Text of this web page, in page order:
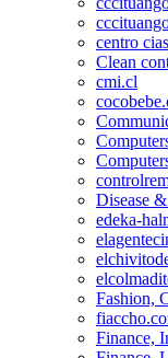
centro cias
Clean
cmi.cl
Disease
edeka-
Fashion,
Finance,